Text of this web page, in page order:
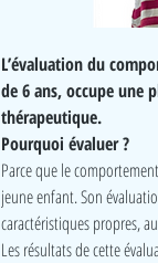
L’évaluation du
de 6 ans, occupe une
thérapeutique.
Pourquoi évaluer ?
Parce que le
jeune enfant. Son
caractéristiques propres,
Les résultats de cette